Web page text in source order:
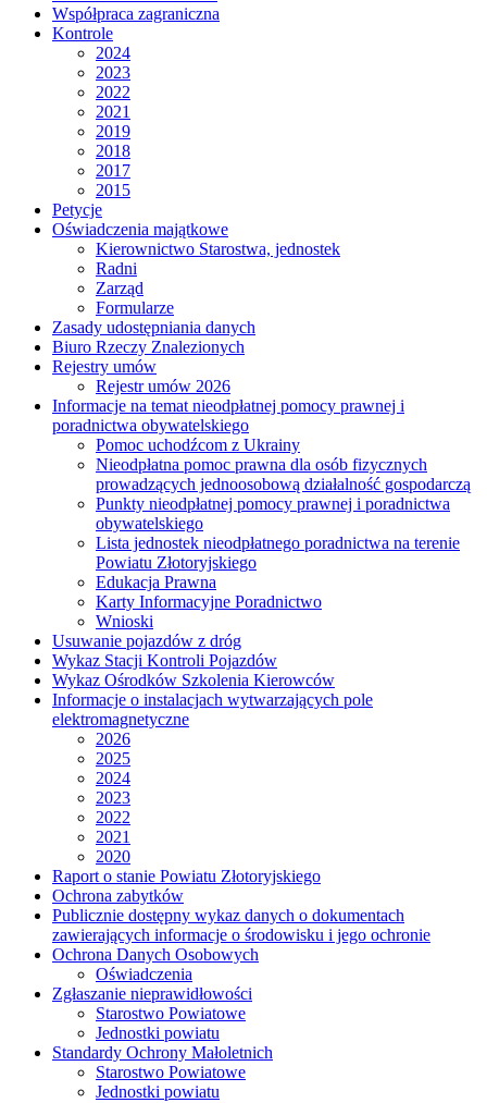
Współpraca zagraniczna
Kontrole
2024
2023
2022
2021
2019
2018
2017
2015
Petycje
Oświadczenia majątkowe
Kierownictwo Starostwa, jednostek
Radni
Zarząd
Formularze
Zasady udostępniania danych
Biuro Rzeczy Znalezionych
Rejestry umów
Rejestr umów 2026
Informacje na temat nieodpłatnej pomocy prawnej i
poradnictwa obywatelskiego
Pomoc uchodźcom z Ukrainy
Nieodpłatna pomoc prawna dla osób fizycznych
prowadzących jednoosobową działalność gospodarczą
Punkty nieodpłatnej pomocy prawnej i poradnictwa
obywatelskiego
Lista jednostek nieodpłatnego poradnictwa na terenie
Powiatu Złotoryjskiego
Edukacja Prawna
Karty Informacyjne Poradnictwo
Wnioski
Usuwanie pojazdów z dróg
Wykaz Stacji Kontroli Pojazdów
Wykaz Ośrodków Szkolenia Kierowców
Informacje o instalacjach wytwarzających pole
elektromagnetyczne
2026
2025
2024
2023
2022
2021
2020
Raport o stanie Powiatu Złotoryjskiego
Ochrona zabytków
Publicznie dostępny wykaz danych o dokumentach
zawierających informacje o środowisku i jego ochronie
Ochrona Danych Osobowych
Oświadczenia
Zgłaszanie nieprawidłowości
Starostwo Powiatowe
Jednostki powiatu
Standardy Ochrony Małoletnich
Starostwo Powiatowe
Jednostki powiatu